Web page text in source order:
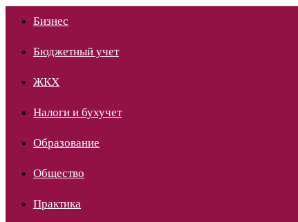
Бизнес
Бюджетный учет
ЖКХ
Налоги и бухучет
Образование
Общество
Практика